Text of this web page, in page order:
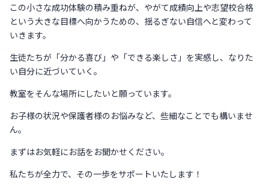
この小さな成功体験の積み重ねが、やがて成績向上や志望校合格
という大きな目標へ向かうための、揺るぎない自信へと変わって
いきます。
生徒たちが「分かる喜び」や「できる楽しさ」を実感し、なりた
い自分に近づいていく。
教室をそんな場所にしたいと願っています。
お子様の状況や保護者様のお悩みなど、些細なことでも構いませ
ん。
まずはお気軽にお話をお聞かせください。
私たちが全力で、その一歩をサポートいたします！